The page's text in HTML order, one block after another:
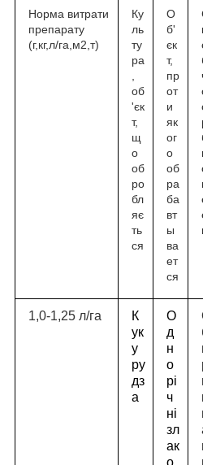
Норма витрати
препарату
(г,кг,л/га,м2 ,т)
Ку
ль
ту
ра
об
'єк
т,
щ
о
об
ро
бл
яє
ть
ся
О
б'
єк
т,
пр
от
и
як
ог
о
об
ра
ба
вт
ы
ва
ет
ся
1,0-1,25 л/га
К
ук
у
ру
дз
а
О
д
н
о
рі
ч
ні
зл
ак
о